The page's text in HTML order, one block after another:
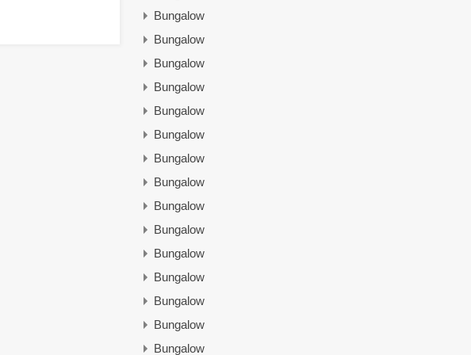
Bungalow
Bungalow
Bungalow
Bungalow
Bungalow
Bungalow
Bungalow
Bungalow
Bungalow
Bungalow
Bungalow
Bungalow
Bungalow
Bungalow
Bungalow